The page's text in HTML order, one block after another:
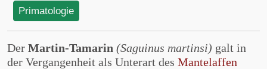
Primatologie
Der Martin-Tamarin (Saguinus martinsi) galt in
der Vergangenheit als Unterart des Mantelaffen